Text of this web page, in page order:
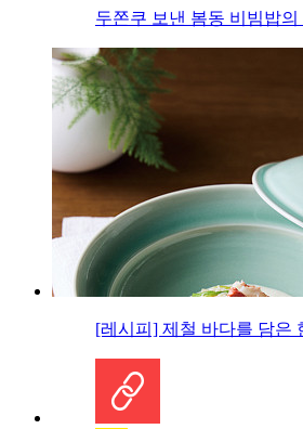
두쫀쿠 보낸 봄동 비빔밥의
[레시피] 제철 바다를 담은